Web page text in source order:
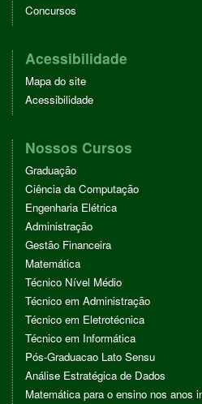
Concursos
Acessibilidade
Mapa do site
Acessibilidade
Nossos Cursos
Graduação
Ciência da Computação
Engenharia Elétrica
Administração
Gestão Financeira
Matemática
Técnico Nível Médio
Técnico em Administração
Técnico em Eletrotécnica
Técnico em Informática
Pós-Graduacao Lato Sensu
Análise Estratégica de Dados
Matemática para o ensino nos anos